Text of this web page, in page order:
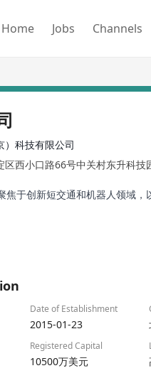
Home Jobs Channels
）科技有限公司
区西小口路66号中关村东升科技
于创新短交通和机器人领域
太、欧洲、美洲三大业务区域
代演员易烊千玺成为九号品牌
Date of Establishment
2015-01-23
Registered Capital
10500万美元